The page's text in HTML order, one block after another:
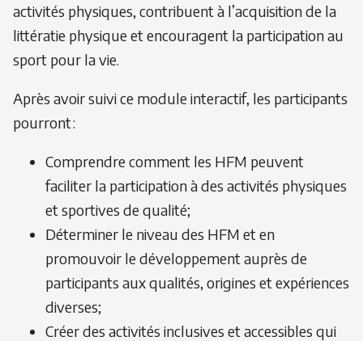
activités physiques, contribuent à l’acquisition de la
littératie physique et encouragent la participation au
sport pour la vie.
Après avoir suivi ce module interactif, les participants
pourront :
Comprendre comment les HFM peuvent
faciliter la participation à des activités physiques
et sportives de qualité;
Déterminer le niveau des HFM et en
promouvoir le développement auprès de
participants aux qualités, origines et expériences
diverses;
Créer des activités inclusives et accessibles qui